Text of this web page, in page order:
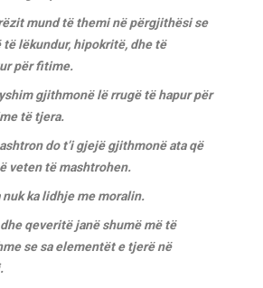
mund të themi në përgjithësi se
të lëkundur, hipokritë, dhe të
për fitime.
gjithmonë lë rrugë të hapur për
të tjera.
do t’i gjejë gjithmonë ata që
veten të mashtrohen.
ka lidhje me moralin.
qeveritë janë shumë më të
se sa elementët e tjerë në